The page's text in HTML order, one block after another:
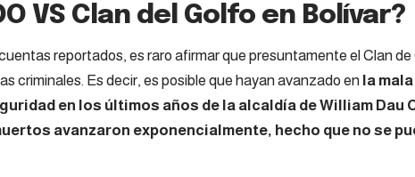
VS Clan del Golfo en Bolívar?
reportados, es raro afirmar que presuntamente el Clan de
criminales. Es decir, es posible que hayan avanzado en la mala
en los últimos años de la alcaldía de William Dau
avanzaron exponencialmente, hecho que no se